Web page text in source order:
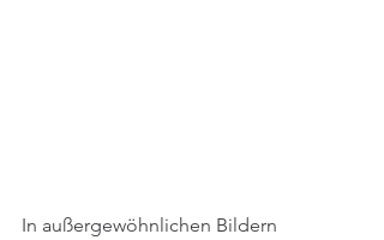
In außergewöhnlichen Bildern